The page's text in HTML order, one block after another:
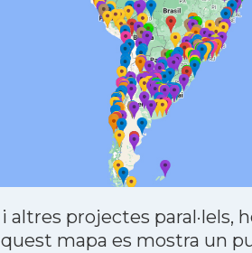
altres projectes
mapa es mostra un